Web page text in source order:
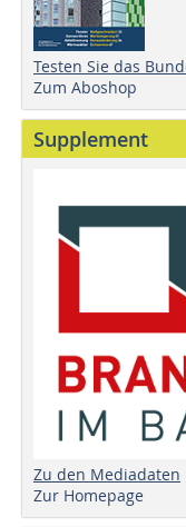
Testen Sie das
Zum Aboshop
Supplement
Zu den Mediadaten
Zur Homepage